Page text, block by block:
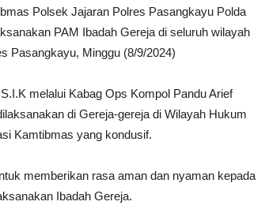
Polsek Jajaran Polres Pasangkayu Polda
PAM Ibadah Gereja di seluruh wilayah
Pasangkayu, Minggu (8/9/2024)
melalui Kabag Ops Kompol Pandu Arief
di Gereja-gereja di Wilayah Hukum
Kamtibmas yang kondusif.
memberikan rasa aman dan nyaman kepada
Ibadah Gereja.